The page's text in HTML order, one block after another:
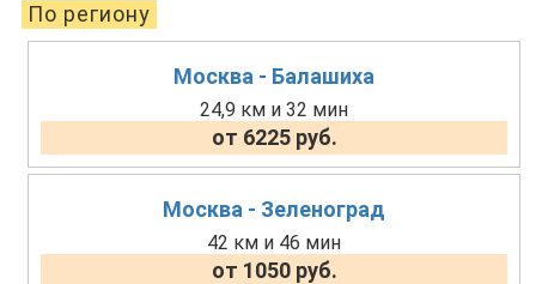
По региону
Москва - Балашиха
24,9 км и 32 мин
от 6225 руб.
Москва - Зеленоград
42 км и 46 мин
от 1050 руб.